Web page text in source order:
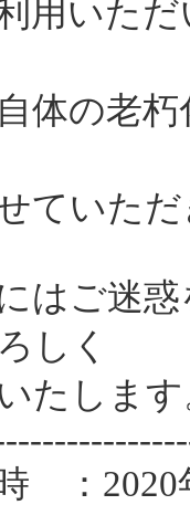
用いた
体の老
ていた
はご迷
しく
たします
：2020